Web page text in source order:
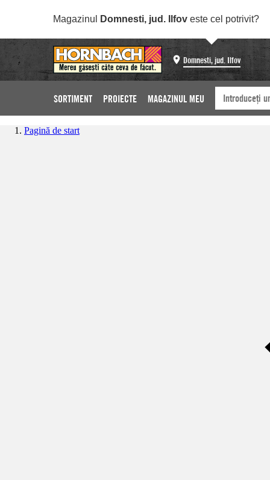
Magazinul Domnesti, jud. Ilfov este cel potrivit?
Domnesti, jud. Ilfov
SORTIMENT PROIECTE MAGAZINUL MEU
Pagină de start